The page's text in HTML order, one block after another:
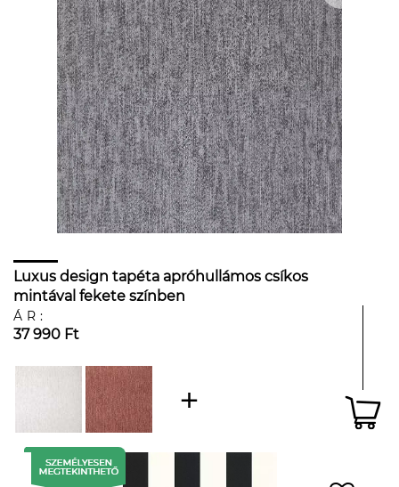
Luxus design tapéta apróhullámos csíkos
mintával fekete színben
ÁR:
37 990 Ft